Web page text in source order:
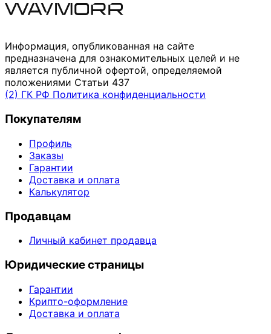
Информация, опубликованная на сайте
предназначена для ознакомительных целей и не
является публичной офертой, определяемой
положениями Статьи 437
(2) ГК РФ Политика конфиденциальности
Покупателям
Профиль
Заказы
Гарантии
Доставка и оплата
Калькулятор
Продавцам
Личный кабинет продавца
Юридические страницы
Гарантии
Крипто-оформление
Доставка и оплата